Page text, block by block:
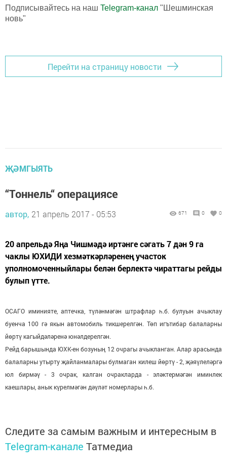
Подписывайтесь на наш Telegram-канал "Шешминская
новь"
Перейти на страницу новости
ҖӘМГЫЯТЬ
“Тоннель“ операциясе
автор, 21 апрель 2017 - 05:53 671 0 0
20 апрельдә Яңа Чишмәдә иртәнге сәгать 7 дән 9 га
чаклы ЮХИДИ хезмәткәрләренең участок
уполномоченныйлары белән берлектә чираттагы рейды
булып үтте.
ОСАГО иминияте, аптечка, түләнмәгән штрафлар һ.б. булуын ачыклау
буенча 100 гә якын автомобиль тикшерелгән. Төп игътибар балаларны
йөртү кагыйдәләренә юнәлдерелгән.
Рейд барышында ЮХК-ен бозуның 12 очрагы ачыкланган. Алар арасында
балаларны утырту җайланмалары булмаган килеш йөртү - 2, җәяүлеләргә
юл бирмәү - 3 очрак, калган очракларда - эләктермәгән иминлек
каешлары, анык күрелмәгән дәүләт номерлары һ.б.
Следите за самым важным и интересным в
Telegram-канале Татмедиа